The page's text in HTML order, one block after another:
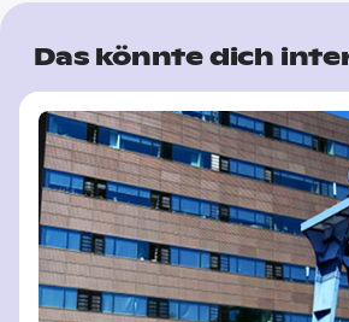
Das könnte dich